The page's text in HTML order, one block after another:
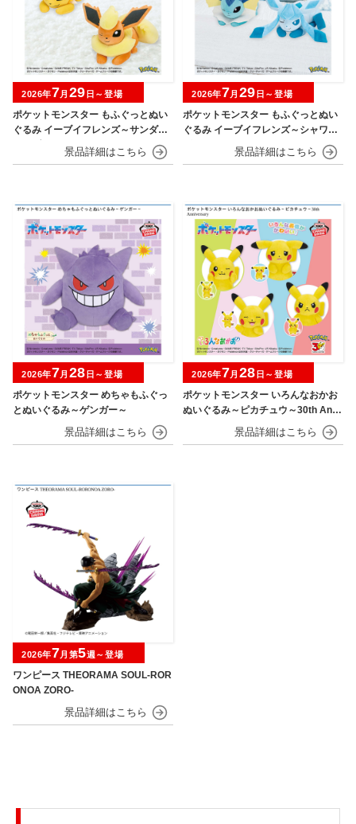
ポケットモンスター もふぐっとぬい
ぐるみ イーブイフレンズ～サンダー
ス・ブースター～おひるねver.
2026年7月 29 日～登場
ポケットモンスター もふぐっとぬい
ぐるみ イーブイフレンズ～シャワー
ズ・グレイシア～おひるねver.
2026年7月 29 日～登場
ポケットモンスター めちゃもふぐっ
とぬいぐるみ～ゲンガー～
2026年7月 28 日～登場
ポケットモンスター いろんなおかお
ぬいぐるみ～ピカチュウ～30th Anni
2026年7月 28 日～登場
ワンピース THEORAMA SOUL-ROR
ONOA ZORO-
2026年7月第5週～登場